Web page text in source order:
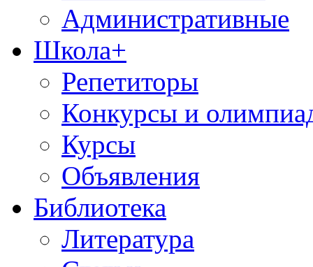
Административные
Школа+
Репетиторы
Конкурсы и
Курсы
Объявления
Библиотека
Литература